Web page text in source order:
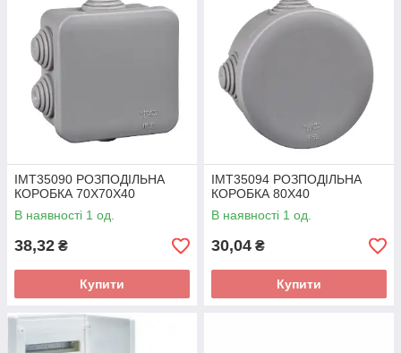
IMT35090 РОЗПОДІЛЬНА
КОРОБКА 70Х70Х40
В наявності 1 од.
38,32 ₴
Купити
IMT35094 РОЗПОДІЛЬНА
КОРОБКА 80Х40
В наявності 1 од.
30,04 ₴
Купити